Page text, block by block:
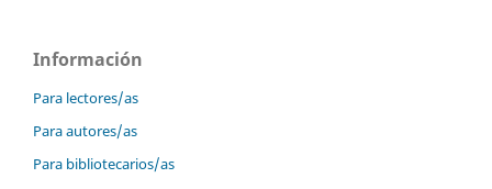
Información
Para lectores/as
Para autores/as
Para bibliotecarios/as